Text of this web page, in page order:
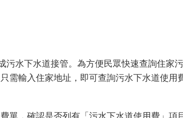
水下水道接管。為方便民眾快速查詢住家
需輸入住家地址，即可查詢污水下水道使用
單，確認是否列有「污水下水道使用費」